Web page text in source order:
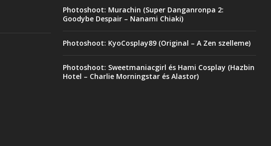
Photoshoot: Murachin (Super Danganronpa 2:
Goodybe Despair – Nanami Chiaki)
Photoshoot: KyoCosplay89 (Original – A Zen szelleme)
Photoshoot: Sweetmaniacgirl és Hami Cosplay (Hazbin
Hotel – Charlie Morningstar és Alastor)